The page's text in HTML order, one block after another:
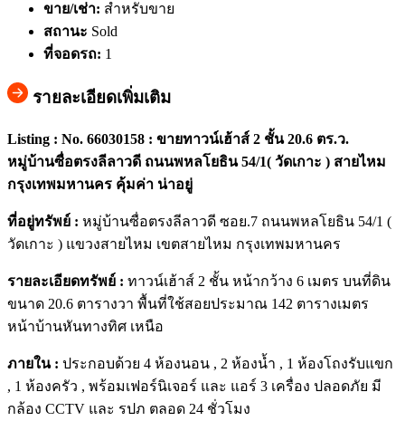
ขาย/เช่า: สำหรับขาย
สถานะ Sold
ที่จอดรถ: 1
รายละเอียดเพิ่มเติม
Listing : No. 66030158 : ขายทาวน์เฮ้าส์ 2 ชั้น 20.6 ตร.ว.
หมู่บ้านซื่อตรงลีลาวดี ถนนพหลโยธิน 54/1( วัดเกาะ ) สายไหม
กรุงเทพมหานคร คุ้มค่า น่าอยู่
ที่อยู่ทรัพย์ : หมู่บ้านซื่อตรงลีลาวดี ซอย.7 ถนนพหลโยธิน 54/1 (
วัดเกาะ ) แขวงสายไหม เขตสายไหม กรุงเทพมหานคร
รายละเอียดทรัพย์ : ทาวน์เฮ้าส์ 2 ชั้น หน้ากว้าง 6 เมตร บนที่ดิน
ขนาด 20.6 ตารางวา พื้นที่ใช้สอยประมาณ 142 ตารางเมตร
หน้าบ้านหันทางทิศ เหนือ
ภายใน : ประกอบด้วย 4 ห้องนอน , 2 ห้องน้ำ , 1 ห้องโถงรับแขก
, 1 ห้องครัว , พร้อมเฟอร์นิเจอร์ และ แอร์ 3 เครื่อง ปลอดภัย มี
กล้อง CCTV และ รปภ ตลอด 24 ชั่วโมง